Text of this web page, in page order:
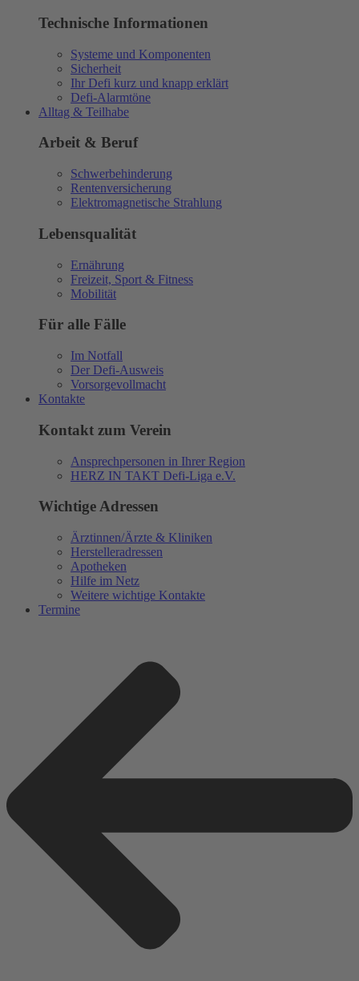
Technische Informationen
Systeme und Komponenten
Sicherheit
Ihr Defi kurz und knapp erklärt
Defi-Alarmtöne
Alltag & Teilhabe
Arbeit & Beruf
Schwerbehinderung
Rentenversicherung
Elektromagnetische Strahlung
Lebensqualität
Ernährung
Freizeit, Sport & Fitness
Mobilität
Für alle Fälle
Im Notfall
Der Defi-Ausweis
Vorsorgevollmacht
Kontakte
Kontakt zum Verein
Ansprechpersonen in Ihrer Region
HERZ IN TAKT Defi-Liga e.V.
Wichtige Adressen
Ärztinnen/Ärzte & Kliniken
Herstelleradressen
Apotheken
Hilfe im Netz
Weitere wichtige Kontakte
Termine